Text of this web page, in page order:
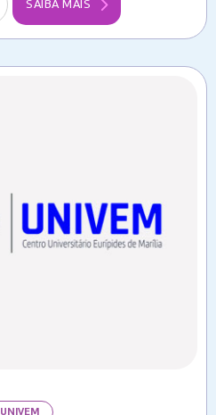
SAIBA MAIS
UNIVEM